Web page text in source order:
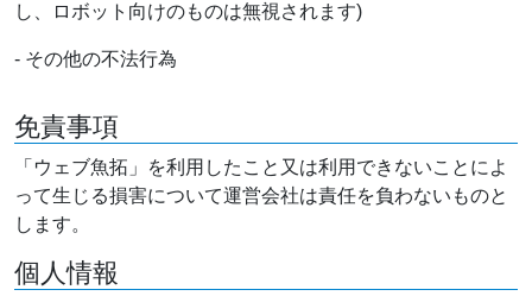
し、ロボット向けのものは無視されます)
- その他の不法行為
免責事項
「ウェブ魚拓」を利用したこと又は利用できないことによ
って生じる損害について運営会社は責任を負わないものと
します。
個人情報